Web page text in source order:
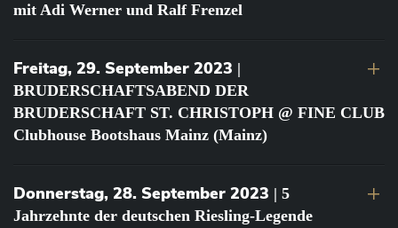
mit Adi Werner und Ralf Frenzel
Freitag, 29. September 2023 |
BRUDERSCHAFTSABEND DER
BRUDERSCHAFT ST. CHRISTOPH @ FINE CLUB
Clubhouse Bootshaus Mainz (Mainz)
Donnerstag, 28. September 2023 | 5
Jahrzehnte der deutschen Riesling-Legende